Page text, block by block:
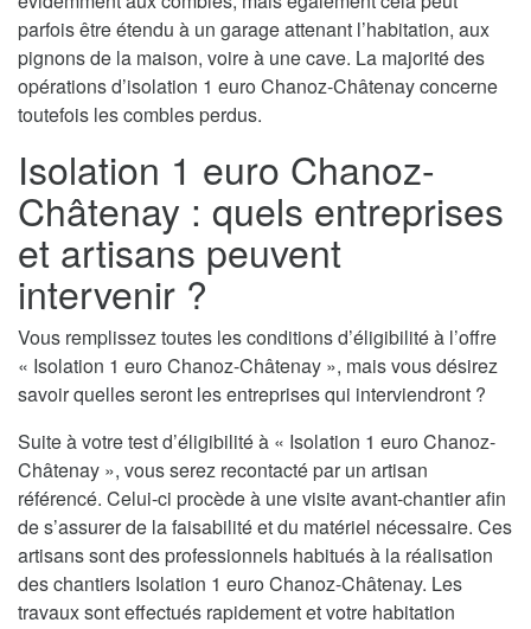
parfois être étendu à un garage attenant l’habitation, aux
pignons de la maison, voire à une cave. La majorité des
opérations d’isolation 1 euro Chanoz-Châtenay concerne
toutefois les combles perdus.
Isolation 1 euro Chanoz-
Châtenay : quels entreprises
et artisans peuvent
intervenir ?
Vous remplissez toutes les conditions d’éligibilité à l’offre
« Isolation 1 euro Chanoz-Châtenay », mais vous désirez
savoir quelles seront les entreprises qui interviendront ?
Suite à votre test d’éligibilité à « Isolation 1 euro Chanoz-
Châtenay », vous serez recontacté par un artisan
référencé. Celui-ci procède à une visite avant-chantier afin
de s’assurer de la faisabilité et du matériel nécessaire. Ces
artisans sont des professionnels habitués à la réalisation
des chantiers Isolation 1 euro Chanoz-Châtenay. Les
travaux sont effectués rapidement et votre habitation